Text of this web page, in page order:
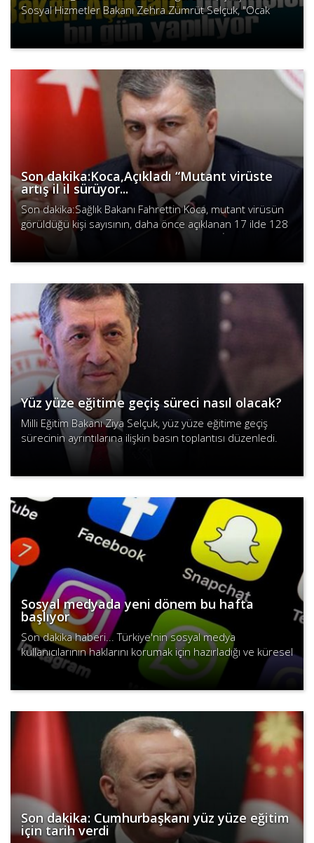
Sosyal Hizmetler Bakanı Zehra Zümrüt Selçuk, "Ocak
ayına ilişkin kısa çalışma ve işsizlik ödeneği ödemelerini
Son dakika:Koca,Açıkladı “Mutant virüste
artış il il sürüyor...
Son dakika:Sağlık Bakanı Fahrettin Koca, mutant virüsün
görüldüğü kişi sayısının, daha önce açıklanan 17 ilde 128
vakanın çok üstüne çıktığını açıkladı. Koca, “İngiltere ..
Yüz yüze eğitime geçiş süreci nasıl olacak?
Milli Eğitim Bakanı Ziya Selçuk, yüz yüze eğitime geçiş
sürecinin ayrıntılarına ilişkin basın toplantısı düzenledi.
Bakan Selçuk, "15 Şubat pazartesi günü eğitime b..
Devamını Oku
Sosyal medyada yeni dönem bu hafta
başlıyor
Son dakika haberi... Türkiye'nin sosyal medya
kullanıcılarının haklarını korumak için hazırladığı ve küresel
ölçekte ses getiren Sosyal Medya Yasası sonrası
Devamını Oku
Son dakika: Cumhurbaşkanı yüz yüze eğitim
için tarih verdi